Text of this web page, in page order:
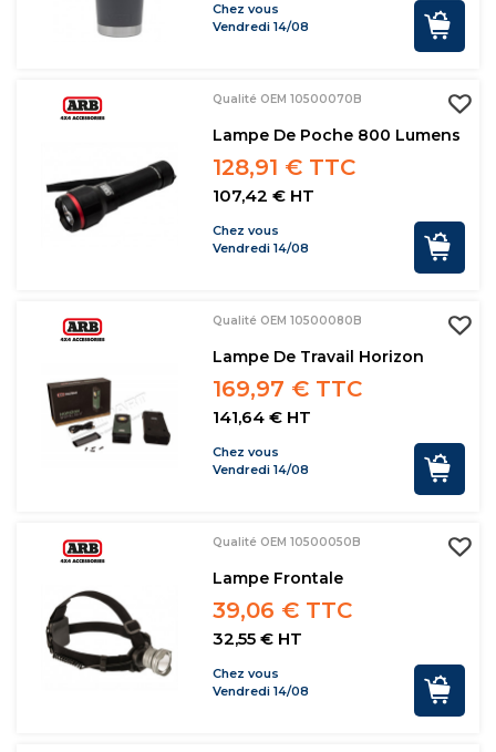
Chez vous
Vendredi 14/08
Qualité OEM 10500070B
Lampe De Poche 800 Lumens
128,91 € TTC
107,42 € HT
Chez vous
Vendredi 14/08
Qualité OEM 10500080B
Lampe De Travail Horizon
169,97 € TTC
141,64 € HT
Chez vous
Vendredi 14/08
Qualité OEM 10500050B
Lampe Frontale
39,06 € TTC
32,55 € HT
Chez vous
Vendredi 14/08